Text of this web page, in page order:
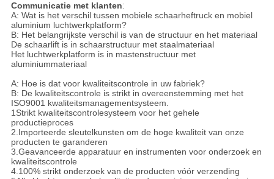
Communicatie met klanten:
A: Wat is het verschil tussen mobiele schaarheftruck en mobiel
aluminium luchtwerkplatform?
B: Het belangrijkste verschil is van de structuur en het materiaal
De schaarlift is in schaarstructuur met staalmateriaal
Het luchtwerkplatform is in mastenstructuur met
aluminiummateriaal
A: Hoe is dat voor kwaliteitscontrole in uw fabriek?
B: De kwaliteitscontrole is strikt in overeenstemming met het
ISO9001 kwaliteitsmanagementsysteem.
1Strikt kwaliteitscontrolesysteem voor het gehele
productieproces
2.Importeerde sleutelkunsten om de hoge kwaliteit van onze
producten te garanderen
3.Geavanceerde apparatuur en instrumenten voor onderzoek en
kwaliteitscontrole
4.100% strikt onderzoek van de producten vóór verzending